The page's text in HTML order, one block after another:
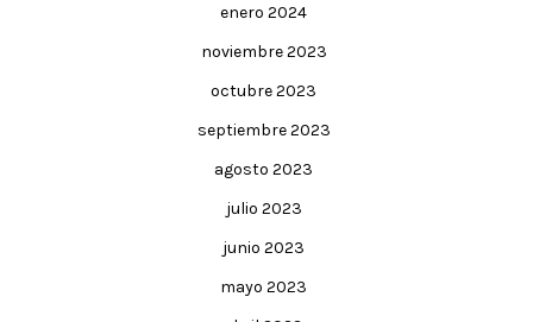
enero 2024
noviembre 2023
octubre 2023
septiembre 2023
agosto 2023
julio 2023
junio 2023
mayo 2023